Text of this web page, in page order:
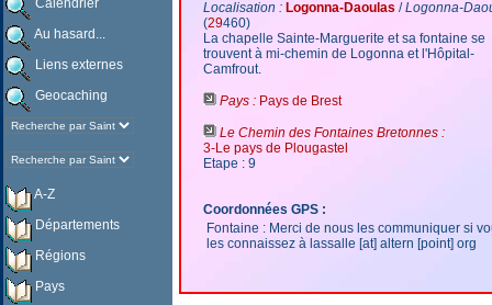
Calendrier
Au hasard...
Liens externes
Geocaching
A-Z
Départements
Régions
Pays
Localisation : Logonna-Daoulas /Logonna-
(29460)
La chapelle Sainte-Marguerite et sa fontaine se
trouvent à mi-chemin de Logonna et l'Hôpital-
Camfrout.
Pays : Pays de Brest
Le Chemin des Fontaines Bretonnes :
3-Le pays de Plougastel
Etape : 9
Coordonnées GPS :
Fontaine : Merci de nous les communiquer si
les connaissez à lassalle [at] altern [point] org